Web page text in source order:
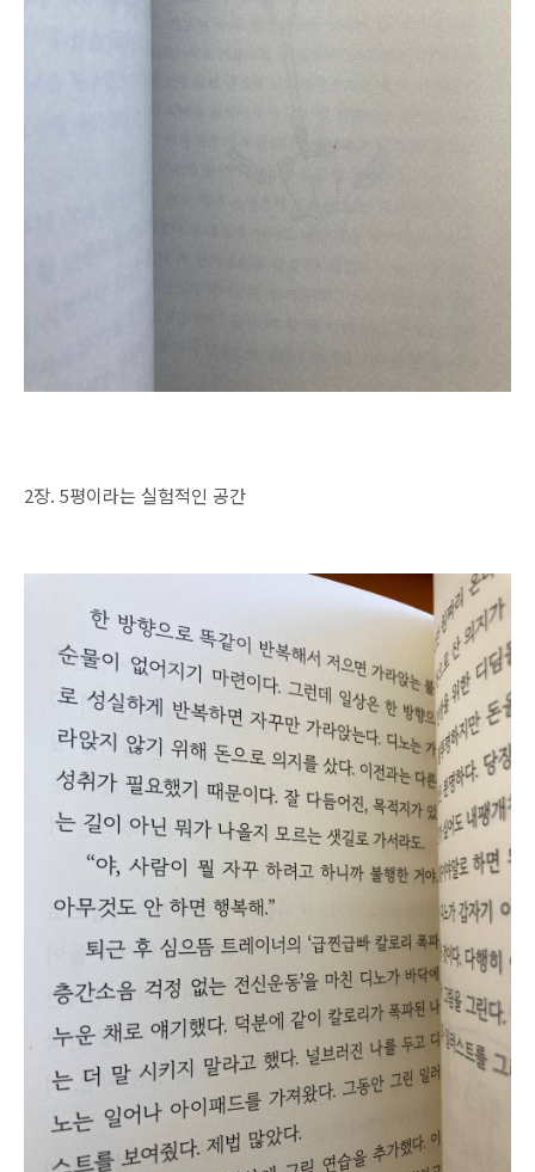
2장. 5평이라는 실험적인 공간